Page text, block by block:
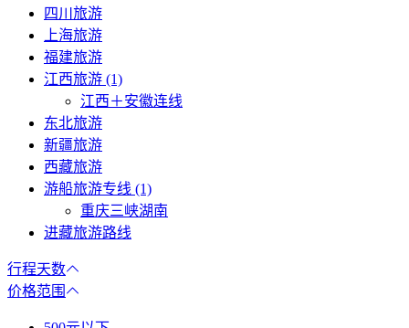
四川旅游
上海旅游
福建旅游
江西旅游 (1)
江西＋安徽连线
东北旅游
新疆旅游
西藏旅游
游船旅游专线 (1)
重庆三峡湖南
进藏旅游路线
行程天数
价格范围